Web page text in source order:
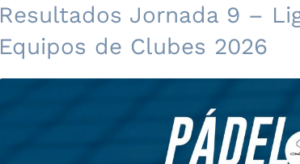
Resultados Jornada 9 –
Equipos de Clubes 2026